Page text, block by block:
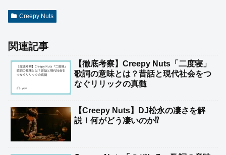
Creepy Nuts
関連記事
【徹底考察】Creepy Nuts「二度寝」
歌詞の意味とは？昔話と現代社会をつ
なぐリリックの真髄
【Creepy Nuts】DJ松永の凄さを解
説！何がどう凄いのか⁉